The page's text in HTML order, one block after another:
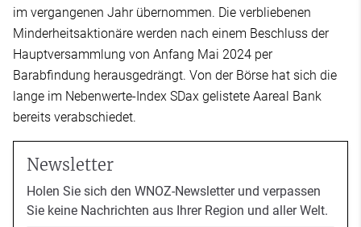
im vergangenen Jahr übernommen. Die verbliebenen
Minderheitsaktionäre werden nach einem Beschluss der
Hauptversammlung von Anfang Mai 2024 per
Barabfindung herausgedrängt. Von der Börse hat sich die
lange im Nebenwerte-Index SDax gelistete Aareal Bank
bereits verabschiedet.
Newsletter
Holen Sie sich den WNOZ-Newsletter und verpassen
Sie keine Nachrichten aus Ihrer Region und aller Welt.